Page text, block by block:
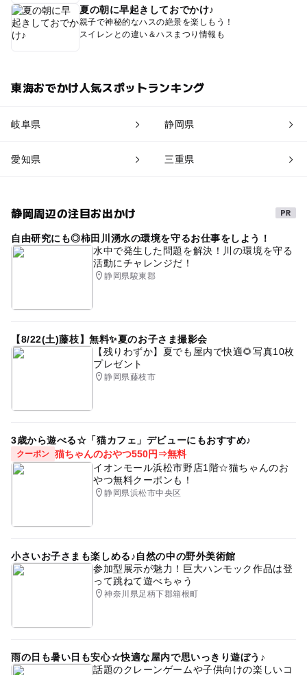
夏の朝に早起きしておでかけ♪
親子で神秘的なハスの絶景を楽しもう！
スイレンとの違い＆ハスまつり情報も
東海おでかけ人気スポットランキング
岐阜県 静岡県
愛知県 三重県
静岡周辺の注目お出かけ
自由研究にも◎柿田川湧水の環境を守るお仕事をしよう！
水中で発生した問題を解決！川の環境を守る
活動にチャレンジだ！
静岡県駿東郡
【8/22(土)藤枝】無料✨夏のお子さま撮影会
【残りわずか】夏でも屋内で快適🌻写真10枚
プレゼント
静岡県藤枝市
3歳から遊べる☆「猫カフェ」デビューにもおすすめ♪
クーポン 猫ちゃんのおやつ550円⇒無料
イオンモール浜松市野店1階☆猫ちゃんのお
やつ無料クーポンも！
静岡県浜松市中央区
小さいお子さまも楽しめる♪自然の中の野外美術館
参加型展示が魅力！巨大ハンモック作品は登
って跳ねて遊べちゃう
神奈川県足柄下郡箱根町
雨の日も暑い日も安心☆快適な屋内で思いっきり遊ぼう♪
話題のクレーンゲームや子供向けの楽しいコ